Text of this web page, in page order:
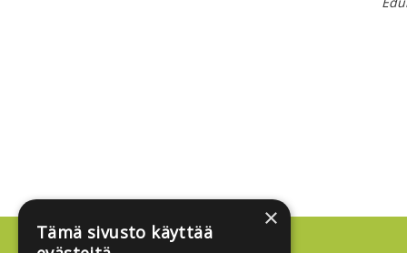
×
Tämä sivusto käyttää